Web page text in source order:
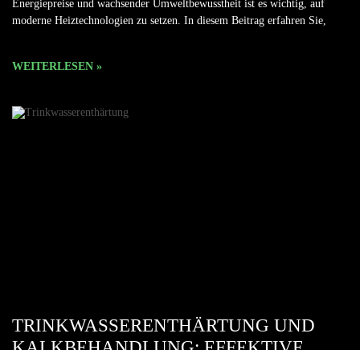
Energiepreise und wachsender Umweltbewusstheit ist es wichtig, auf
moderne Heiztechnologien zu setzen. In diesem Beitrag erfahren Sie,
WEITERLESEN »
TRINKWASSERENTHÄRTUNG UND